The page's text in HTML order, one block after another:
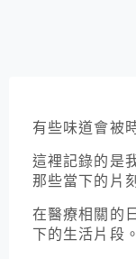
有些味道會被
這裡記錄的是
那些當下的片
在醫療相關的
下的生活片段。